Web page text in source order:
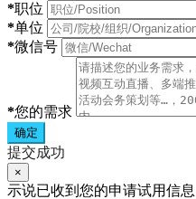
*职位
*单位
*微信号
*您的需求
确定
提交成功
×
示说已收到您的申请试用信